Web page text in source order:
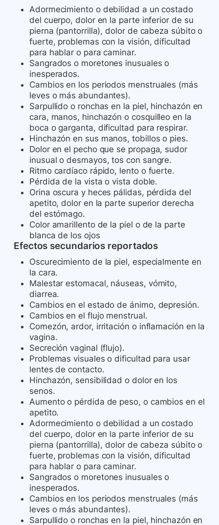
Adormecimiento o debilidad a un costado
del cuerpo, dolor en la parte inferior de su
pierna (pantorrilla), dolor de cabeza súbito o
fuerte, problemas con la visión, dificultad
para hablar o para caminar.
Sangrados o moretones inusuales o
inesperados.
Cambios en los periodos menstruales (más
leves o más abundantes).
Sarpullido o ronchas en la piel, hinchazón en
cara, manos, hinchazón o cosquilleo en la
boca o garganta, dificultad para respirar.
Hinchazón en sus manos, tobillos o pies.
Dolor en el pecho que se propaga, sudor
inusual o desmayos, tos con sangre.
Ritmo cardíaco rápido, lento o fuerte.
Pérdida de la vista o vista doble.
Orina oscura y heces pálidas, pérdida del
apetito, dolor en la parte superior derecha
del estómago.
Color amarillento de la piel o de la parte
blanca de los ojos
Efectos secundarios reportados
Oscurecimiento de la piel, especialmente en
la cara.
Malestar estomacal, náuseas, vómito,
diarrea.
Cambios en el estado de ánimo, depresión.
Cambios en el flujo menstrual.
Comezón, ardor, irritación o inflamación en la
vagina.
Secreción vaginal (flujo).
Problemas visuales o dificultad para usar
lentes de contacto.
Hinchazón, sensibilidad o dolor en los
senos.
Aumento o pérdida de peso, o cambios en el
apetito.
Adormecimiento o debilidad a un costado
del cuerpo, dolor en la parte inferior de su
pierna (pantorrilla), dolor de cabeza súbito o
fuerte, problemas con la visión, dificultad
para hablar o para caminar.
Sangrados o moretones inusuales o
inesperados.
Cambios en los periodos menstruales (más
leves o más abundantes).
Sarpullido o ronchas en la piel, hinchazón en